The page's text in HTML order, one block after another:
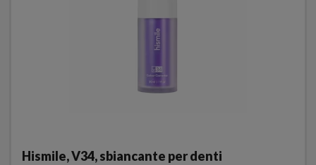
Hismile, V34, sbiancante per denti